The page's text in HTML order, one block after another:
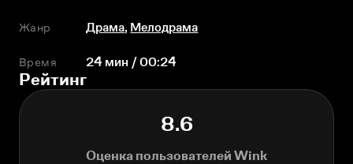
Жанр Драма, Мелодрама
Время 24 мин / 00:24
Рейтинг
8.6
Оценка пользователей Wink